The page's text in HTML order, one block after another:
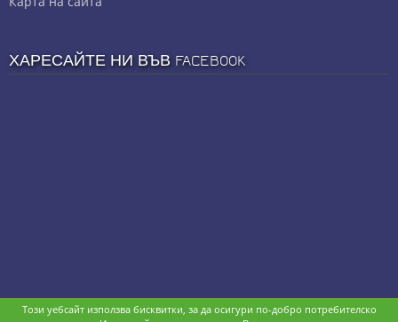
ХАРЕСАЙТЕ НИ ВЪВ FACEBOOK
© stz24.com. Developed byBPage CMS.
Този уебсайт използва бисквитки, за да осигури по-добро потребителско